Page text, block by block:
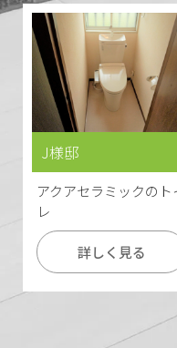
J様邸
アクアセラミックのト
レ
詳しく見る